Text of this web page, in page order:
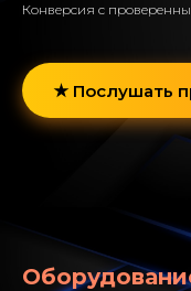
Конверсия с
Послушать